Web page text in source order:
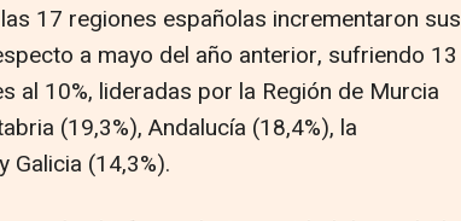
17 regiones españolas incrementaron sus
a mayo del año anterior, sufriendo 13
al 10%, lideradas por la Región de Murcia
(19,3%), Andalucía (18,4%), la
Galicia (14,3%).